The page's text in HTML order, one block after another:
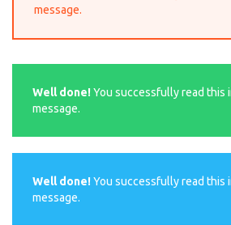
message.
Well done!You successfully read this
message.
Well done!You successfully read this
message.